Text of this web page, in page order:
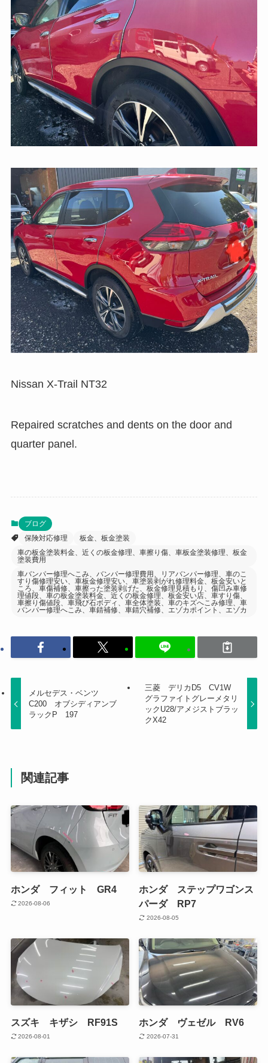
Nissan X-Trail NT32
Repaired scratches and dents on the door and
quarter panel.
ブログ
保険対応修理
板金、板金塗装
車の板金塗装料金、近くの板金修理、車擦り傷、車板金塗装修理、板金
塗装費用
車バンパー修理へこみ、バンパー修理費用、リアバンパー修理、車のこ
すり傷修理安い、車板金修理安い、車塗装剥がれ修理料金、板金安いと
ころ、車傷補修、車擦った塗装剥げた、板金修理見積もり、傷凹み車修
理値段、車の板金塗装料金、近くの板金修理、板金安い店、車すり傷、
車擦り傷値段、車飛び石ボディ、車全体塗装、車のキズへこみ修理、車
バンパー修理へこみ、車錆補修、車錆穴補修、エゾカポイント、エゾカ
メルセデス・ベンツ
C200 オブシディアンブ
ラックP 197
三菱 デリカD5 CV1W
グラファイトグレーメタリ
ックU28/アメジストブラッ
クX42
関連記事
ホンダ フィット GR4
2026-08-06
ホンダ ステップワゴンス
パーダ RP7
2026-08-05
スズキ キザシ RF91S
2026-08-01
ホンダ ヴェゼル RV6
2026-07-31